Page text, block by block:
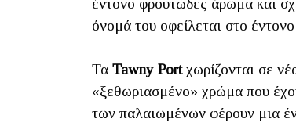
έντονο φρουτώδες άρωμα και
όνομά του οφείλεται στο
Τα Tawny Portχωρίζονται σε
«ξεθωριασμένο» χρώμα που
των παλαιωμένων φέρουν μια